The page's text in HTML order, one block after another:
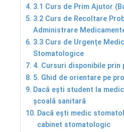
3.1 Curs de Prim Ajutor
3.2 Curs de Recoltare
Administrare
3.3 Curs de Urgențe
Stomatologice
4. Cursuri disponibile prin
5. Ghid de orientare pe
Dacă ești student la
școală sanitară
Dacă ești medic
cabinet stomatologic